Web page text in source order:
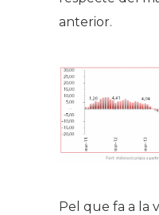
anterior.
Pel que fa a la